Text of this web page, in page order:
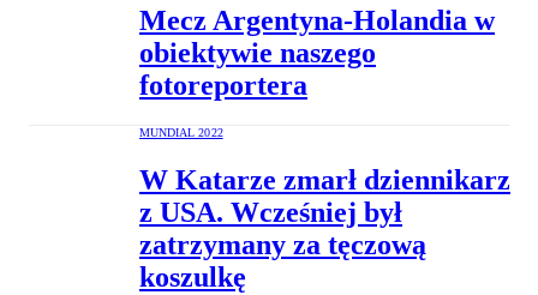
Mecz Argentyna-Holandia w
obiektywie naszego
fotoreportera
MUNDIAL 2022
W Katarze zmarł dziennikarz
z USA. Wcześniej był
zatrzymany za tęczową
koszulkę